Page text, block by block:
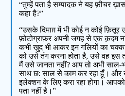
“तुम्हें पता है सम्पादक ने यह फ़ीचर
कहा है?”
“उसके दिमाग़ में भी कोई न कोई फ़ितूर
फ़ोटोग्राफ़र अपनी जगह से एक क़दम
कभी खुद भी आकर इन गलियों का
को उसे तंग करना होता है, उसे वह इस
मैं उसे जानता नहीं? आप तो अभी
साथ छ: साल से काम कर रहा हूँ। और
इलेक्शन के लिए करा रहा होगा।
पता नहीं है।”